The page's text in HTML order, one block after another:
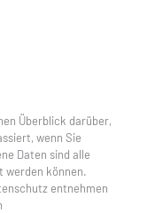
Überblick darüber,
wenn Sie
Daten sind alle
werden können.
entnehmen